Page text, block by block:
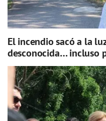
El incendio sacó a la
desconocida… incluso